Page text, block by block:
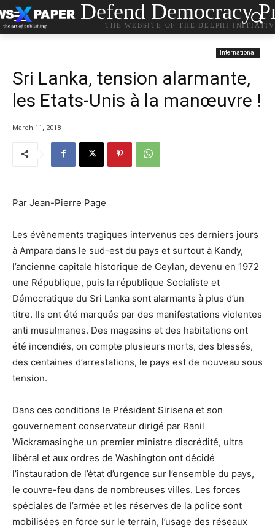
Defend Democracy
THE WEBSITE OF THE DELPHI
International
Sri Lanka, tension alarmante,
les Etats-Unis à la manœuvre !
March 11, 2018
Par Jean-Pierre Page
Les évènements tragiques intervenus ces derniers jours
à Ampara dans le sud-est du pays et surtout à Kandy,
l’ancienne capitale historique de Ceylan, devenu en 1972
une République, puis la république Socialiste et
Démocratique du Sri Lanka sont alarmants à plus d’un
titre. Ils ont été marqués par des manifestations violentes
anti musulmanes. Des magasins et des habitations ont
été incendiés, on compte plusieurs morts, des blessés,
des centaines d’arrestations, le pays est de nouveau sous
tension.
Dans ces conditions le Président Sirisena et son
gouvernement conservateur dirigé par Ranil
Wickramasinghe un premier ministre discrédité, ultra
libéral et aux ordres de Washington ont décidé
l’instauration de l’état d’urgence sur l’ensemble du pays,
le couvre-feu dans de nombreuses villes. Les forces
spéciales de l’armée et les réserves de la police sont
mobilisées en force sur le terrain, l’usage des réseaux